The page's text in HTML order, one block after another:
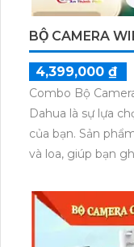
ninh cho kho
này cung cấp hình
phép quan sát chi
còn trang bị chức
cả âm thanh
cường hiệu quả
ra, mức giá rẻ của
phẩm trở nên hấp